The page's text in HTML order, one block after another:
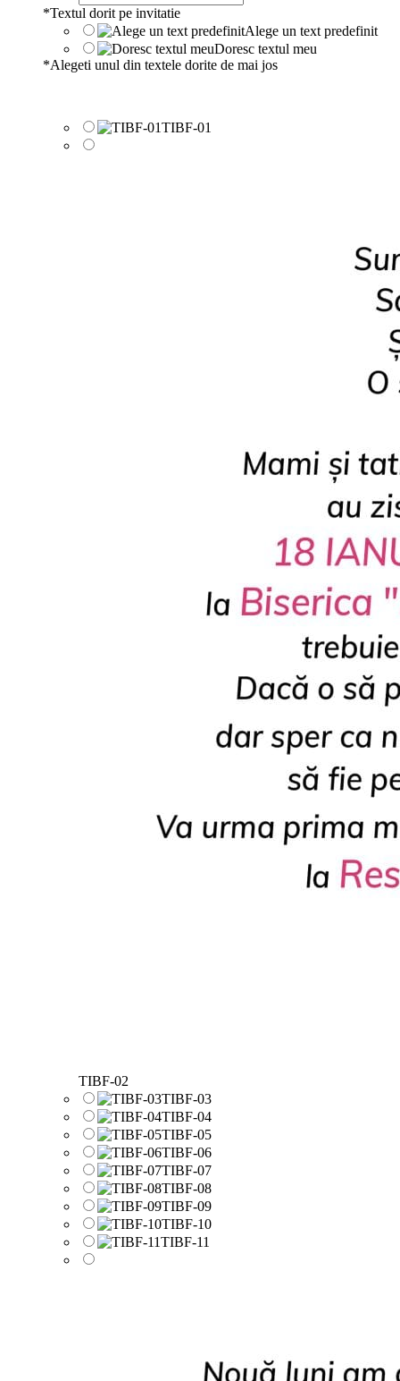
*Textul dorit pe invitatie
Alege un text predefinit
Doresc textul meu
*Alegeti unul din textele dorite de mai jos
TIBF-01
TIBF-02
TIBF-03
TIBF-04
TIBF-05
TIBF-06
TIBF-07
TIBF-08
TIBF-09
TIBF-10
TIBF-11